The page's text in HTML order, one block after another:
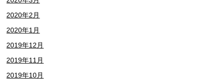
2020年2月
2020年1月
2019年12月
2019年11月
2019年10月